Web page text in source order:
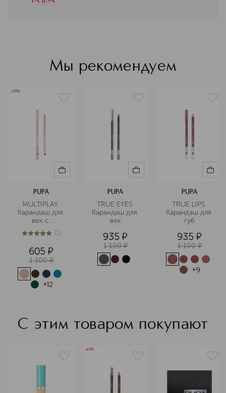
Мы рекомендуем
-45%
PUPA
MULTIPLAY
Карандаш для
век с
аппликатором
5из 51 (1)
605 ¤
1 100 ¤
+12
PUPA
TRUE EYES
Карандаш для
век
935 ¤
1 100 ¤
PUPA
TRUE LIPS
Карандаш для
губ
935 ¤
1 100 ¤
+9
С этим товаром покупают
-45%